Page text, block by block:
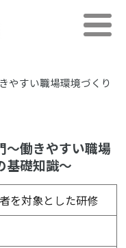
やすい職場環境づくり
～働きやすい職場
基礎知識～
を対象とした研修